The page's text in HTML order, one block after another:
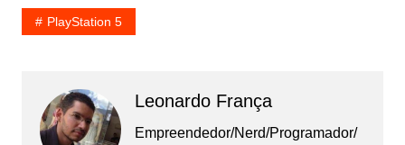
PlayStation 5
Leonardo França
Empreendedor/Nerd/Programador/